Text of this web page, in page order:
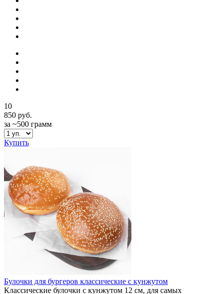
10
850 руб.
за ~500 грамм
Купить
Булочки для бургеров классические с кунжутом
Классические булочки с кунжутом 12 см, для самых